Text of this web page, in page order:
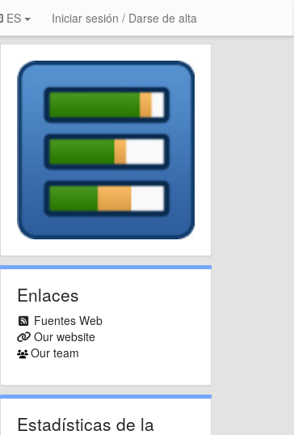
ES Iniciar sesión / Darse de alta
Enlaces
Fuentes Web
Our website
Our team
Estadísticas de la